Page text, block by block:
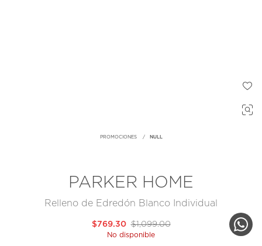
PROMOCIONES NULL
PARKER HOME
Relleno de Edredón Blanco Individual
$1,099.00
$769.30
No disponible